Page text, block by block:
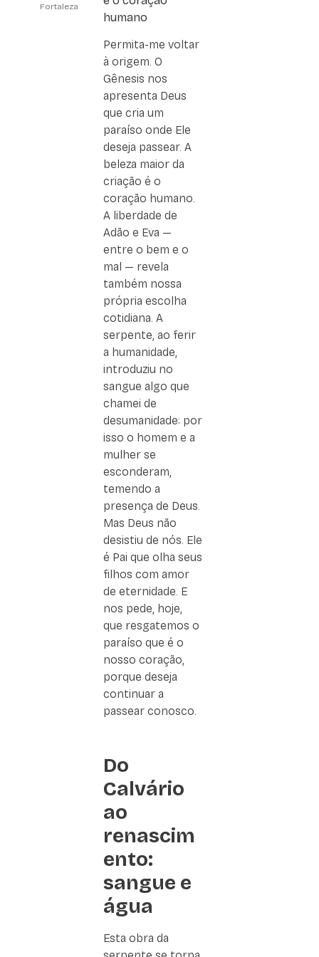
Fortaleza
humano
Permita-me voltar
à origem. O
Gênesis nos
apresenta Deus
que cria um
paraíso onde Ele
deseja passear. A
beleza maior da
criação é o
coração humano.
A liberdade de
Adão e Eva —
entre o bem e o
mal — revela
também nossa
própria escolha
cotidiana. A
serpente, ao ferir
a humanidade,
introduziu no
sangue algo que
chamei de
desumanidade: por
isso o homem e a
mulher se
esconderam,
temendo a
presença de Deus.
Mas Deus não
desistiu de nós. Ele
é Pai que olha seus
filhos com amor
de eternidade. E
nos pede, hoje,
que resgatemos o
paraíso que é o
nosso coração,
porque deseja
continuar a
passear conosco.
Do
Calvário
ao
renascim
ento:
sangue e
água
Esta obra da